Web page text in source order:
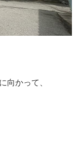
向かって、